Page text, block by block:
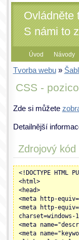
Ovládněte
S námi to
Úvod Návody
Tvorba webu»
CSS -
Zde si můžete
Detailnější
Zdrojový
<!DOCTYPE
<html>
<head>
<meta http-
<meta http-
charset=windows-
<meta
<meta